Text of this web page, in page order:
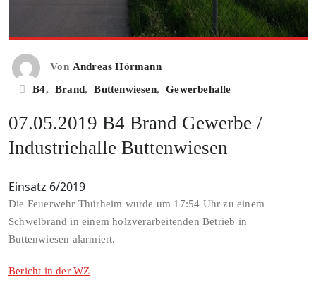
Von Andreas Hörmann
B4, Brand, Buttenwiesen, Gewerbehalle
07.05.2019 B4 Brand Gewerbe /
Industriehalle Buttenwiesen
Einsatz 6/2019
Die Feuerwehr Thürheim wurde um 17:54 Uhr zu einem
Schwelbrand in einem holzverarbeitenden Betrieb in
Buttenwiesen alarmiert.
Bericht in der WZ